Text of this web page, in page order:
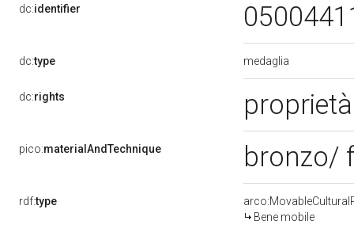
dc:identifier
dc:type medaglia
dc:rights
pico:materialAndTechnique bronzo/
rdf:type
Bene mobile